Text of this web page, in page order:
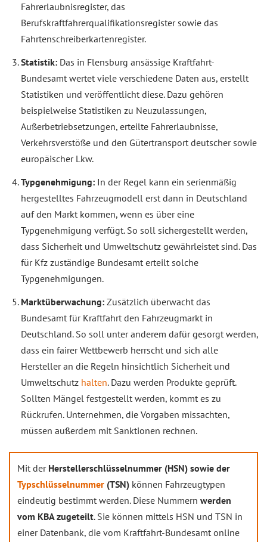
Fahrerlaubnisregister, das
Berufskraftfahrerqualifikationsregister sowie das
Fahrtenschreiberkartenregister.
Statistik: Das in Flensburg ansässige Kraftfahrt-
Bundesamt wertet viele verschiedene Daten aus, erstellt
Statistiken und veröffentlicht diese. Dazu gehören
beispielweise Statistiken zu Neuzulassungen,
Außerbetriebsetzungen, erteilte Fahrerlaubnisse,
Verkehrsverstöße und den Gütertransport deutscher sowie
europäischer Lkw.
Typgenehmigung: In der Regel kann ein serienmäßig
hergestelltes Fahrzeugmodell erst dann in Deutschland
auf den Markt kommen, wenn es über eine
Typgenehmigung verfügt. So soll sichergestellt werden,
dass Sicherheit und Umweltschutz gewährleistet sind. Das
für Kfz zuständige Bundesamt erteilt solche
Typgenehmigungen.
Marktüberwachung: Zusätzlich überwacht das
Bundesamt für Kraftfahrt den Fahrzeugmarkt in
Deutschland. So soll unter anderem dafür gesorgt werden,
dass ein fairer Wettbewerb herrscht und sich alle
Hersteller an die Regeln hinsichtlich Sicherheit und
Umweltschutz halten. Dazu werden Produkte geprüft.
Sollten Mängel festgestellt werden, kommt es zu
Rückrufen. Unternehmen, die Vorgaben missachten,
müssen außerdem mit Sanktionen rechnen.
Mit der Herstellerschlüsselnummer (HSN) sowie der
Typschlüsselnummer (TSN) können Fahrzeugtypen
eindeutig bestimmt werden. Diese Nummern werden
vom KBA zugeteilt. Sie können mittels HSN und TSN in
einer Datenbank, die vom Kraftfahrt-Bundesamt online